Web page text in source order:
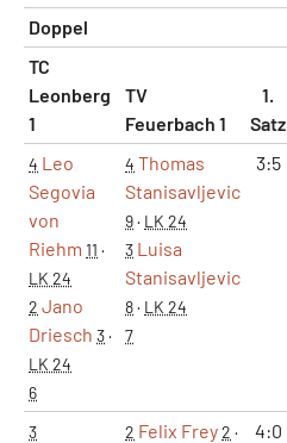
Doppel
TC
Leonberg
1
TV
Feuerbach 1
1.
Satz
4 Leo
Segovia
von
Riehm 11 ·
LK 24
2 Jano
Driesch 3·
LK 24
6
4 Thomas
Stanisavljevic
9· LK 24
3 Luisa
Stanisavljevic
8· LK 24
7
3:5
3 2 Felix Frey2 ·
4:0